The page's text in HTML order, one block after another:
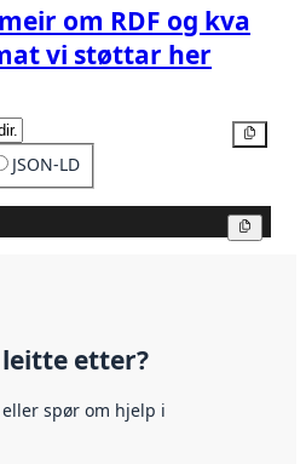
om RDF og kva
vi støttar her
JSON-LD
etter?
eller spør om hjelp i